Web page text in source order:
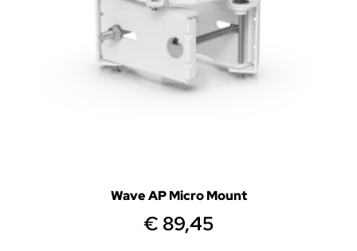
Wave AP Micro Mount
€ 89,45